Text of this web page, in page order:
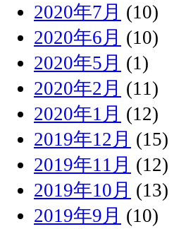
2020年7月 (10)
2020年6月 (10)
2020年5月 (1)
2020年2月 (11)
2020年1月 (12)
2019年12月 (15)
2019年11月 (12)
2019年10月 (13)
2019年9月 (10)